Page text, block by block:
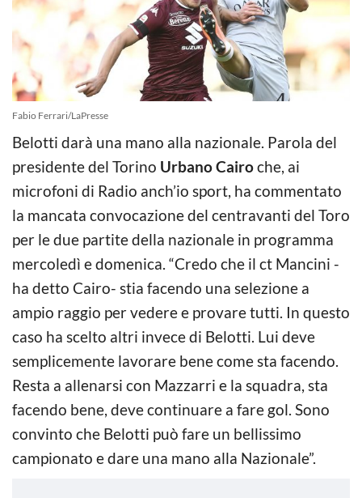
Fabio Ferrari/LaPresse
Belotti darà una mano alla nazionale. Parola del
presidente del Torino Urbano Cairoche, ai
microfoni di Radio anch’io sport, ha commentato
la mancata convocazione del centravanti del Toro
per le due partite della nazionale in programma
mercoledì e domenica. “Credo che il ct Mancini -
ha detto Cairo- stia facendo una selezione a
ampio raggio per vedere e provare tutti. In questo
caso ha scelto altri invece di Belotti. Lui deve
semplicemente lavorare bene come sta facendo.
Resta a allenarsi con Mazzarri e la squadra, sta
facendo bene, deve continuare a fare gol. Sono
convinto che Belotti può fare un bellissimo
campionato e dare una mano alla Nazionale”.